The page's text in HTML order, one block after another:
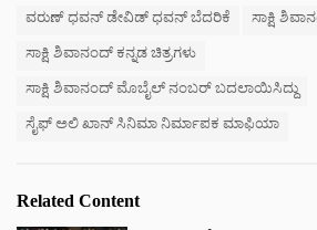
ವರುಣ್ ಧವನ್ ಡೇವಿಡ್ ಧವನ್ ಬೆದರಿಕೆ ಸಾಕ್ಷಿ
ಸಾಕ್ಷಿ ಶಿವಾನಂದ್ ಕನ್ನಡ ಚಿತ್ರಗಳು
ಸಾಕ್ಷಿ ಶಿವಾನಂದ್ ಮೊಬೈಲ್ ನಂಬರ್ ಬದಲಾಯಿಸಿದ್ದು
ಸೈಫ್ ಅಲಿ ಖಾನ್ ಸಿನಿಮಾ ನಿರ್ಮಾಪಕ ಮಾಫಿಯಾ
Related Content